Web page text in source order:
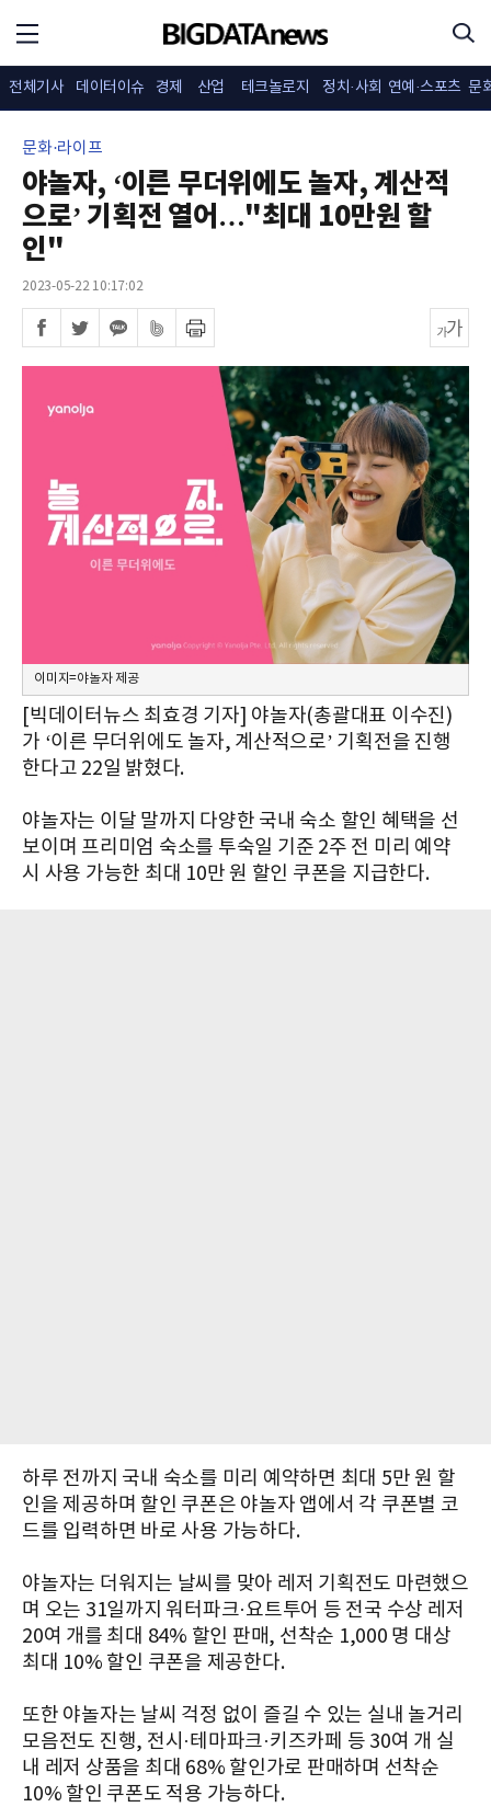
전체기사 데이터이슈 경제 산업 테크놀로지 정치·사회 연예·스포츠 문
문화·라이프
야놀자, ‘이른 무더위에도 놀자, 계산적
으로’ 기획전 열어…"최대 10만원 할
인"
2023-05-22 10:17:02
이미지=야놀자 제공
[빅데이터뉴스 최효경 기자] 야놀자(총괄대표 이수진)
가 ‘이른 무더위에도 놀자, 계산적으로’ 기획전을 진행
한다고 22일 밝혔다.
야놀자는 이달 말까지 다양한 국내 숙소 할인 혜택을 선
보이며 프리미엄 숙소를 투숙일 기준 2주 전 미리 예약
시 사용 가능한 최대 10만 원 할인 쿠폰을 지급한다.
하루 전까지 국내 숙소를 미리 예약하면 최대 5만 원 할
인을 제공하며 할인 쿠폰은 야놀자 앱에서 각 쿠폰별 코
드를 입력하면 바로 사용 가능하다.
야놀자는 더워지는 날씨를 맞아 레저 기획전도 마련했으
며 오는 31일까지 워터파크·요트투어 등 전국 수상 레저
20여 개를 최대 84% 할인 판매, 선착순 1,000 명 대상
최대 10% 할인 쿠폰을 제공한다.
또한 야놀자는 날씨 걱정 없이 즐길 수 있는 실내 놀거리
모음전도 진행, 전시·테마파크·키즈카페 등 30여 개 실
내 레저 상품을 최대 68% 할인가로 판매하며 선착순
10% 할인 쿠폰도 적용 가능하다.